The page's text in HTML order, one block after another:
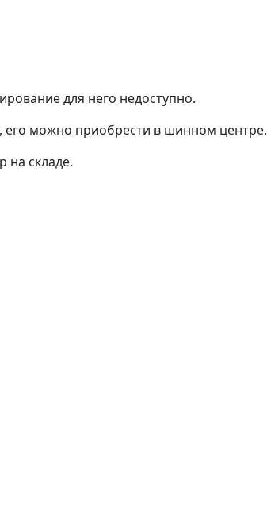
для него недоступно.
его можно приобрести в шинном центре.
на складе.